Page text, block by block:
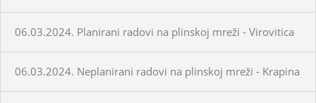
06.03.2024. Planirani radovi na plinskoj mreži - Virovitica
06.03.2024. Neplanirani radovi na plinskoj mreži - Krapina